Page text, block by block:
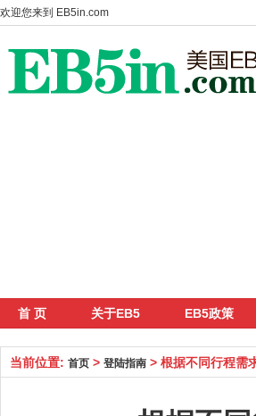
欢迎您来到 EB5in.com
首 页 关于EB5 EB5政策
当前位置: 首页 > 登陆指南 > 根据不同行程需